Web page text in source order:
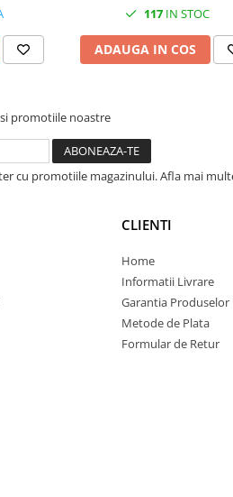
117 IN STOC
ADAUGA IN COS
promotiile noastre
cu promotiile magazinului. Afla mai
CLIENTI
Home
Informatii Livrare
Garantia Produselor
Metode de Plata
Formular de Retur